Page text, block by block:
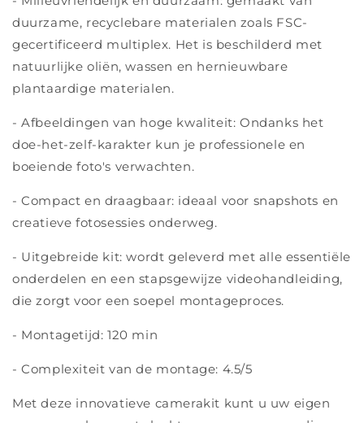
duurzame, recyclebare materialen zoals FSC-
gecertificeerd multiplex. Het is beschilderd met
natuurlijke oliën, wassen en hernieuwbare
plantaardige materialen.
- Afbeeldingen van hoge kwaliteit: Ondanks het
doe-het-zelf-karakter kun je professionele en
boeiende foto's verwachten.
- Compact en draagbaar: ideaal voor snapshots en
creatieve fotosessies onderweg.
- Uitgebreide kit: wordt geleverd met alle essentiële
onderdelen en een stapsgewijze videohandleiding,
die zorgt voor een soepel montageproces.
- Montagetijd: 120 min
- Complexiteit van de montage: 4.5/5
Met deze innovatieve camerakit kunt u uw eigen